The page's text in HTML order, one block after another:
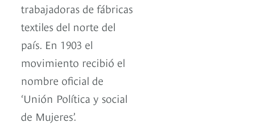
trabajadoras de fábricas
textiles del norte del
país. En 1903 el
movimiento recibió el
nombre oficial de
‘Unión Política y social
de Mujeres’.